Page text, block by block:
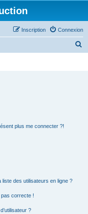
Connexion
Inscription
plus me connecter ?!
liste des utilisateurs en ligne ?
pas correcte !
?